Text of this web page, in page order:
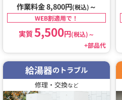
作業料金 8,800円(税込) ～
WEB割適用で！
実質5,500円(税込)～
+部品代
給湯器のトラブル
修理・交換など